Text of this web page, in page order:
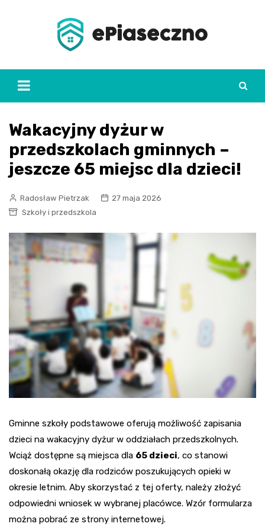
Wakacyjny dyżur w
przedszkolach gminnych –
jeszcze 65 miejsc dla dzieci!
Radosław Pietrzak
27 maja 2026
Szkoły i przedszkola
Gminne szkoły podstawowe oferują możliwość zapisania
dzieci na wakacyjny dyżur w oddziałach przedszkolnych.
Wciąż dostępne są miejsca dla 65 dzieci, co stanowi
doskonałą okazję dla rodziców poszukujących opieki w
okresie letnim. Aby skorzystać z tej oferty, należy złożyć
odpowiedni wniosek w wybranej placówce. Wzór formularza
można pobrać ze strony internetowej.